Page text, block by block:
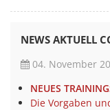
NEWS AKTUELL
04. November
NEUES
Die Vorgaben